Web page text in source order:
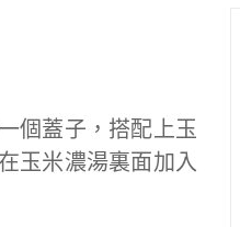
個蓋子，搭配上玉
玉米濃湯裏面加入